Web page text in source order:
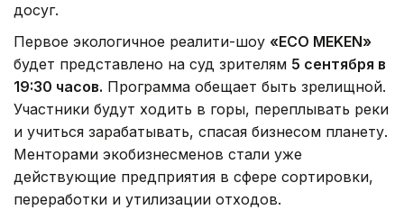
досуг.
Первое экологичное реалити-шоу «ECO MEKEN»
будет представлено на суд зрителям 5 сентября в
19:30 часов. Программа обещает быть зрелищной.
Участники будут ходить в горы, переплывать реки
и учиться зарабатывать, спасая бизнесом планету.
Менторами экобизнесменов стали уже
действующие предприятия в сфере сортировки,
переработки и утилизации отходов.